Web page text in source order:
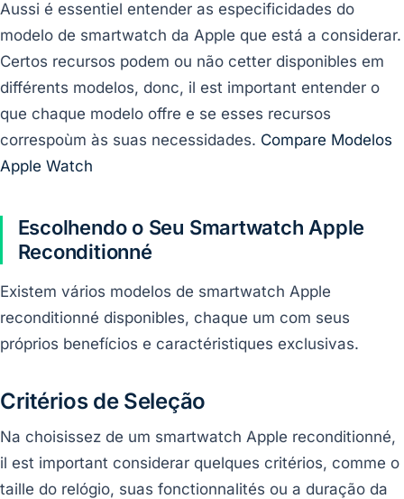
Aussi é essentiel entender as especificidades do
modelo de smartwatch da Apple que está a considerar.
Certos recursos podem ou não cetter disponibles em
différents modelos, donc, il est important entender o
que chaque modelo offre e se esses recursos
correspoùm às suas necessidades. Compare Modelos
Apple Watch
Escolhendo o Seu Smartwatch Apple
Reconditionné
Existem vários modelos de smartwatch Apple
reconditionné disponibles, chaque um com seus
próprios benefícios e caractéristiques exclusivas.
Critérios de Seleção
Na choisissez de um smartwatch Apple reconditionné,
il est important considerar quelques critérios, comme o
taille do relógio, suas fonctionnalités ou a duração da